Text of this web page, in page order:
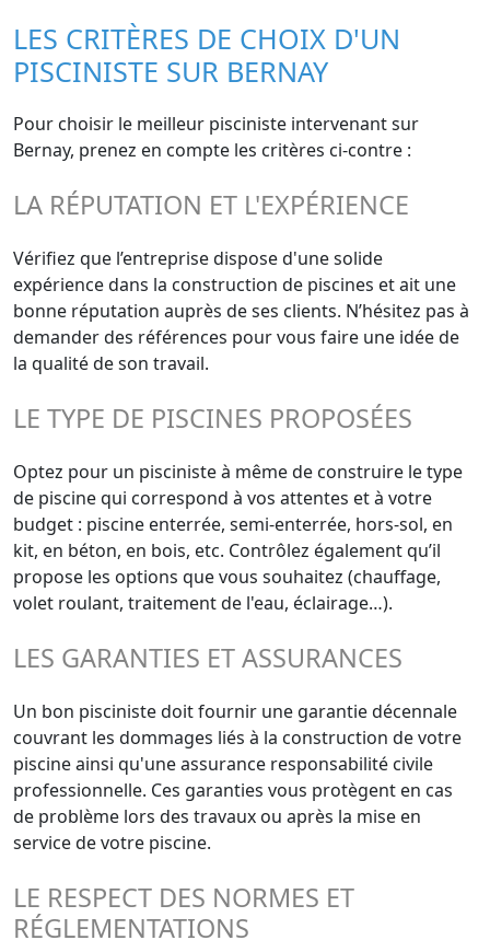
LES CRITÈRES DE CHOIX D'UN
PISCINISTE SUR BERNAY
Pour choisir le meilleur pisciniste intervenant sur
Bernay, prenez en compte les critères ci-contre :
LA RÉPUTATION ET L'EXPÉRIENCE
Vérifiez que l’entreprise dispose d'une solide
expérience dans la construction de piscines et ait une
bonne réputation auprès de ses clients. N’hésitez pas à
demander des références pour vous faire une idée de
la qualité de son travail.
LE TYPE DE PISCINES PROPOSÉES
Optez pour un pisciniste à même de construire le type
de piscine qui correspond à vos attentes et à votre
budget : piscine enterrée, semi-enterrée, hors-sol, en
kit, en béton, en bois, etc. Contrôlez également qu’il
propose les options que vous souhaitez (chauffage,
volet roulant, traitement de l'eau, éclairage…).
LES GARANTIES ET ASSURANCES
Un bon pisciniste doit fournir une garantie décennale
couvrant les dommages liés à la construction de votre
piscine ainsi qu'une assurance responsabilité civile
professionnelle. Ces garanties vous protègent en cas
de problème lors des travaux ou après la mise en
service de votre piscine.
LE RESPECT DES NORMES ET
RÉGLEMENTATIONS